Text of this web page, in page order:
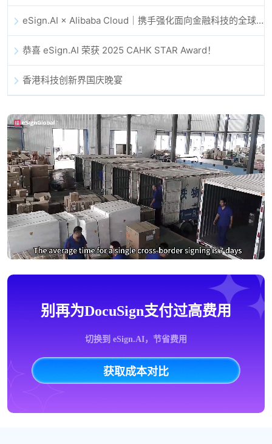
eSign.AI × Alibaba Cloud｜携手强化面向金融科技的全球数字信任
恭喜 eSign.AI 荣获 2025 CAHK STAR Award！
香港科技创新界国庆晚宴
别再为DocuSign支付过高费用
切换到 eSign.AI，节省费用
获取成本对比